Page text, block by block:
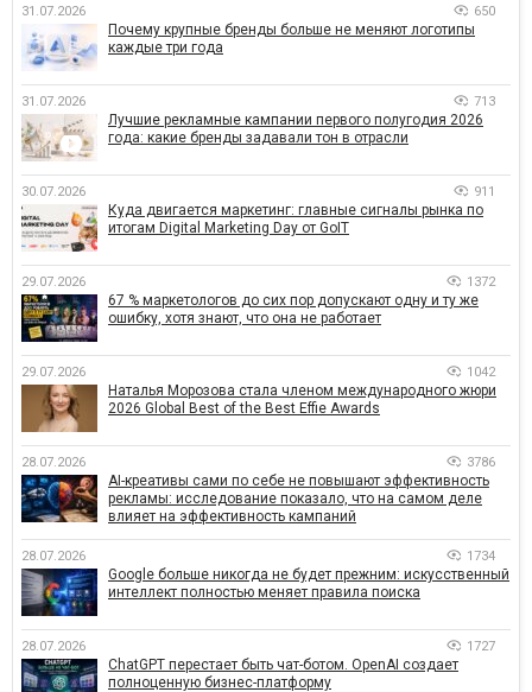
31.07.2026 650
Почему крупные бренды больше не меняют логотипы
каждые три года
31.07.2026 713
Лучшие рекламные кампании первого полугодия 2026
года: какие бренды задавали тон в отрасли
30.07.2026 911
Куда двигается маркетинг: главные сигналы рынка по
итогам Digital Marketing Day от GoIT
29.07.2026 1372
67 % маркетологов до сих пор допускают одну и ту же
ошибку, хотя знают, что она не работает
29.07.2026 1042
Наталья Морозова стала членом международного жюри
2026 Global Best of the Best Effie Awards
28.07.2026 3786
AI-креативы сами по себе не повышают эффективность
рекламы: исследование показало, что на самом деле
влияет на эффективность кампаний
28.07.2026 1734
Google больше никогда не будет прежним: искусственный
интеллект полностью меняет правила поиска
28.07.2026 1727
ChatGPT перестает быть чат-ботом. OpenAI создает
полноценную бизнес-платформу